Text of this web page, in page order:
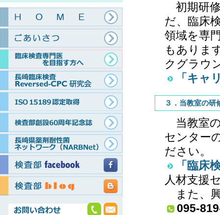
初期研
だ、臨床
領域を専
もありま
クグラウ
「キャ
３．当教室の研
当教室
センター
ださい。
「臨床
人材支援
また、
095-